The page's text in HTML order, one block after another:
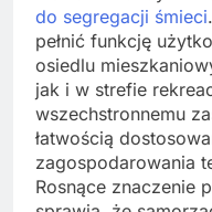
do segregacji śmieci
pełnić funkcję
osiedlu
jak i w strefie
wszechstronnemu
łatwością
zagospodarowania
Rosnące znaczenie